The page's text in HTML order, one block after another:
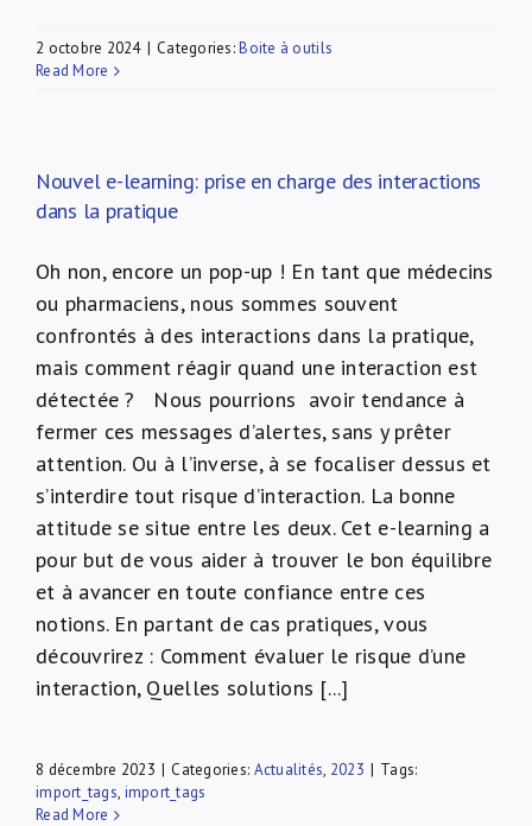
2 octobre 2024 | Categories:Boite à outils
Read More
Nouvel e-learning: prise en charge des interactions
dans la pratique
Oh non, encore un pop-up ! En tant que médecins
ou pharmaciens, nous sommes souvent
confrontés à des interactions dans la pratique,
mais comment réagir quand une interaction est
détectée ? Nous pourrions avoir tendance à
fermer ces messages d’alertes, sans y prêter
attention. Ou à l’inverse, à se focaliser dessus et
s’interdire tout risque d’interaction. La bonne
attitude se situe entre les deux. Cet e-learning a
pour but de vous aider à trouver le bon équilibre
et à avancer en toute confiance entre ces
notions. En partant de cas pratiques, vous
découvrirez : Comment évaluer le risque d’une
interaction, Quelles solutions [...]
8 décembre 2023 | Categories: Actualités, 2023 | Tags:
import_tags, import_tags
Read More